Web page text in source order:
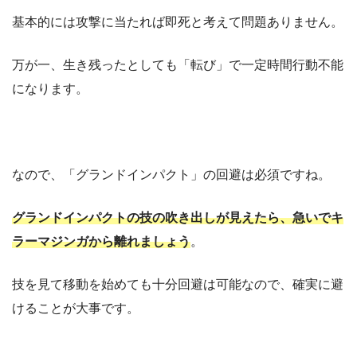
基本的には攻撃に当たれば即死と考えて問題ありません。
万が一、生き残ったとしても「転び」で一定時間行動不能
になります。
なので、「グランドインパクト」の回避は必須ですね。
グランドインパクトの技の吹き出しが見えたら、急いでキ
ラーマジンガから離れましょう。
技を見て移動を始めても十分回避は可能なので、確実に避
けることが大事です。